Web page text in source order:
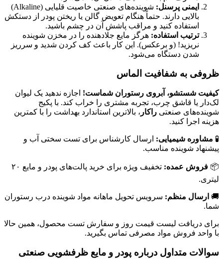
ایمنی پرسنل:
شوینده‌های صنعتی خاصیت قلیایی (Alkaline)
بالایی دارند. حتماً هنگام تعویض گالن یا ریختن پودر از دستکش
استفاده کنید و مراقب پاشش آن در چشم باشید.
ترتیب استفاده: هرگز مایع جلادهنده را در مخزن شوینده
نریزید! (و برعکس). این کار باعث کف کردن شدید و سرریز
شدن دستگاه می‌شود.
ظروفی به شفافیت الماس
کیفیت شستشو، آبروی رستوران شماست! اجازه ندهید یک لیوان
لک‌دار یا قاشق چرب، تجربه مشتری را خراب کند. با پکیج
شوینده‌های صنعتی راکار ، بالاترین استاندارد بهداشت را با کمترین
هزینه اجرا کنید.
🧪 مشاوره شیمیایی: ارسال کارشناس برای تست سختی آب و
پیشنهاد شوینده مناسب.
📦 فروش عمده:
تخفیف ویژه برای خرید پالت‌های پودر و مایع ۲۰
لیتری.
🚚 ارسال منظم: سرویس تحویل ماهانه مواد شوینده درب رستوران
شما.
برای دریافت لیست قیمت روز و سفارش تست محصول، همین حالا
با واحد فروش مواد مصرفی تماس بگیرید.
سوالات متداول درباره پودر و مایع ظرفشویی صنعتی